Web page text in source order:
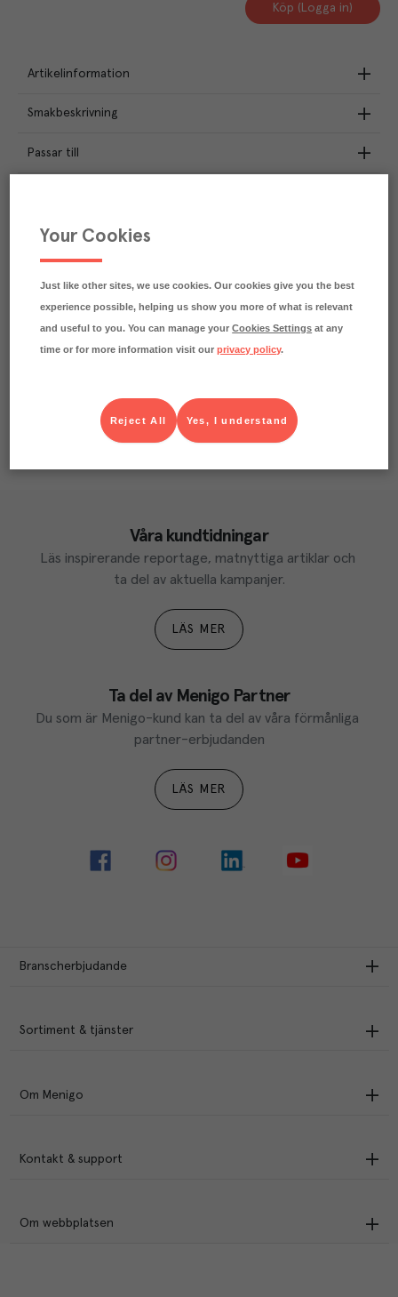
Köp (Logga in)
Artikelinformation
Smakbeskrivning
Passar till
Klimatavtryck
CO₂e/kg
utsläppen av 3 kg koldioxid.
Läs mer om hur vi beräknar klimatavtryck
Våra kundtidningar
Läs inspirerande reportage, matnyttiga artiklar och
ta del av aktuella kampanjer.
LÄS MER
Ta del av Menigo Partner
Du som är Menigo-kund kan ta del av våra förmånliga
partner-erbjudanden
LÄS MER
Branscherbjudande
Sortiment & tjänster
Om Menigo
Kontakt & support
Om webbplatsen
Your Cookies
Just like other sites, we use cookies. Our cookies give you the best
experience possible, helping us show you more of what is relevant
and useful to you. You can manage yourCookies Settings at any
time or for more information visit ourprivacy policy.
Yes, I understand
Reject All